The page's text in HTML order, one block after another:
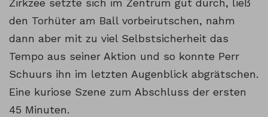
Zirkzee setzte sich im Zentrum gut durch, ließ
den Torhüter am Ball vorbeirutschen, nahm
dann aber mit zu viel Selbstsicherheit das
Tempo aus seiner Aktion und so konnte Perr
Schuurs ihn im letzten Augenblick abgrätschen.
Eine kuriose Szene zum Abschluss der ersten
45 Minuten.